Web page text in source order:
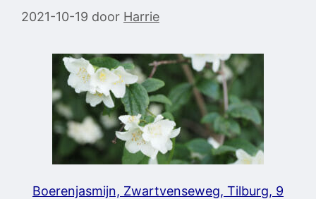
2021-10-19 door Harrie
Boerenjasmijn, Zwartvenseweg, Tilburg, 9